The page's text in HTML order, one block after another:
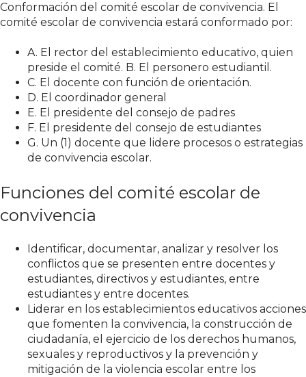
Conformación del comité escolar de convivencia. El
comité escolar de convivencia estará conformado por:
A. El rector del establecimiento educativo, quien
preside el comité. B. El personero estudiantil.
C. El docente con función de orientación.
D. El coordinador general
E. El presidente del consejo de padres
F. El presidente del consejo de estudiantes
G. Un (1) docente que lidere procesos o estrategias
de convivencia escolar.
Funciones del comité escolar de
convivencia
Identificar, documentar, analizar y resolver los
conflictos que se presenten entre docentes y
estudiantes, directivos y estudiantes, entre
estudiantes y entre docentes.
Liderar en los establecimientos educativos acciones
que fomenten la convivencia, la construcción de
ciudadanía, el ejercicio de los derechos humanos,
sexuales y reproductivos y la prevención y
mitigación de la violencia escolar entre los